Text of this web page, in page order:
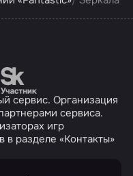
Перейти на сайт
сервис. Организация
сервиса.
игр
в разделе «Контакты»